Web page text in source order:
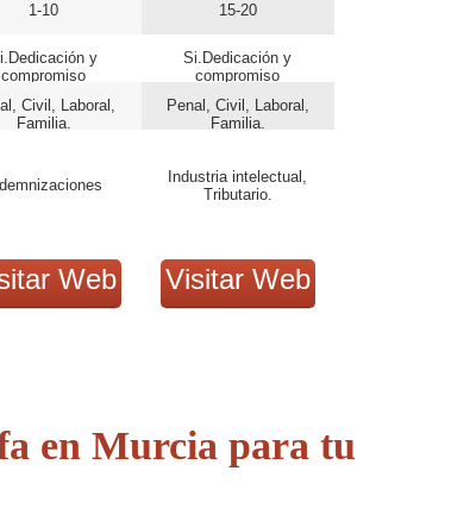
1-10
y
compromiso
Civil, Laboral,
Familia.
Web
15-20
Si.Dedicación y
compromiso
Penal, Civil, Laboral,
Familia.
Industria intelectual,
Tributario.
Visitar Web
en Murcia para tu